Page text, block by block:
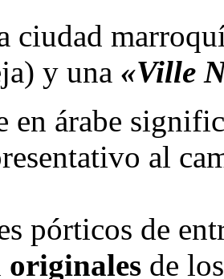
ciudad
y una «Ville
en árabe
al
pórticos de
originales de